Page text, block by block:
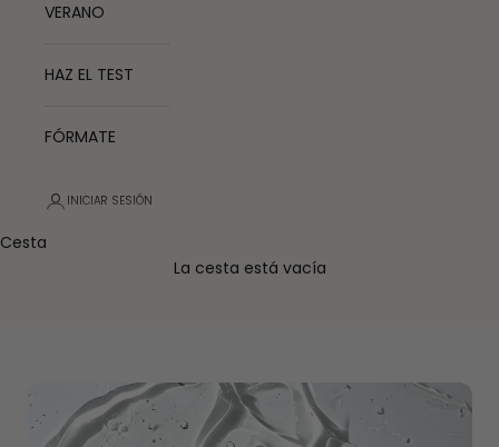
VERANO
HAZ EL TEST
FÓRMATE
INICIAR SESIÓN
Cesta
La cesta está vacía